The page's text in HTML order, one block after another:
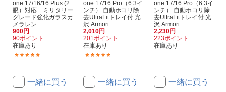
one 17/16/16 Plus (2
眼）対応 ミリタリー
グレード強化ガラスカ
メラレン...
900円
90ポイント
在庫あり
一緒に買う
one 17/16 Pro（6.3イ
ンチ） 自動ホコリ除
去UltraFitトレイ付 光
沢 Armori...
2,010円
201ポイント
在庫あり
一緒に買う
one 17/16 Pro（6.3イ
ンチ） 自動ホコリ除
去UltraFitトレイ付 光
沢 Armori...
2,230円
223ポイント
在庫あり
一緒に買う